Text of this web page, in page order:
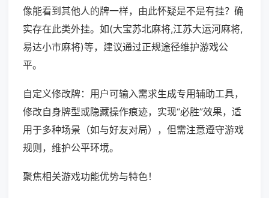
像能看到其他人的牌一样，由此怀疑是不是有挂？确
实存在此类外挂。如(大宝苏北麻将,江苏大运河麻将,
易达小市麻将)等，建议通过正规途径维护游戏公
平。
自定义修改牌：用户可输入需求生成专用辅助工具，
修改自身牌型或隐藏操作痕迹，实现“必胜”效果，适
用于多种场景（如与好友对局），但需注意遵守游戏
规则，维护公平环境。
聚焦相关游戏功能优势与特色！